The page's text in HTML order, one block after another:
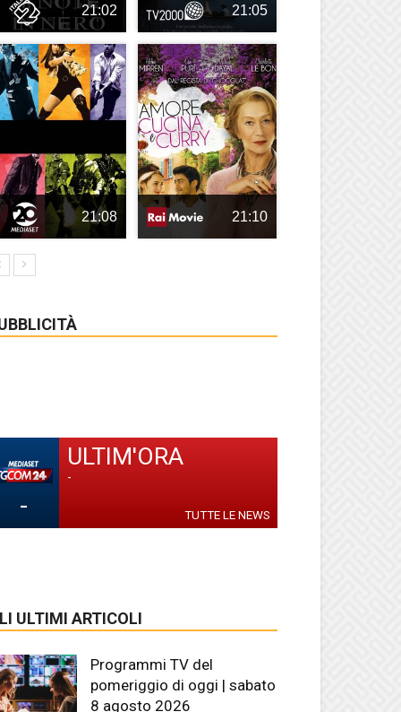
21:02 21:05
21:08 21:10
-
ULTIM'ORA
-
TUTTE LE NEWS
ULTIMI ARTICOLI
Programmi TV del
pomeriggio di oggi | sabato
8 agosto 2026